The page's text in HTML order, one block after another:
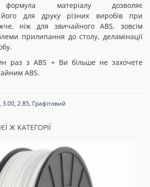
формула матеріалу дозволяє
його для друку різних виробів при
ніж для звичайного ABS, зовсім
прилипання до столу, деламінації
раз з АBS + Ви більше не захочете
АBS.
, 3.00, 2.85, Графітовий
Ж КАТЕГОРІЇ